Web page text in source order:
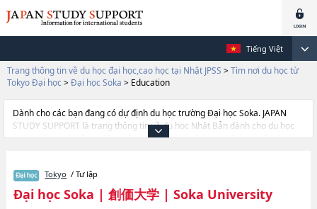
Tiếng Việt
Trang thông tin về du học đại học,cao học tại Nhật JPSS > Tìm nơi du học từ
Tokyo Đại học > Đại học Soka > Education
Dành cho các bạn đang có dự định du học trường Đại học Soka. JAPAN
STUDY SUPPORT là trang thông tin về du học Nhật Bản dành cho du học
sinh nước ngoài, được đồng vận hành bởi Hiệp hội Asia Gakusei Bunka và
Business AdministrationhoặcNgành LawhoặcNgành LettershoặcNgành
EducationhoặcNgành Science and Engineering của Đại học Soka cũng như
thông tin chi tiết về từng ngành học, nên nếu bạn đang tìm hiểu thông tin
Tokyo / Tư lập
Đại học Soka | 創価大学| Soka University